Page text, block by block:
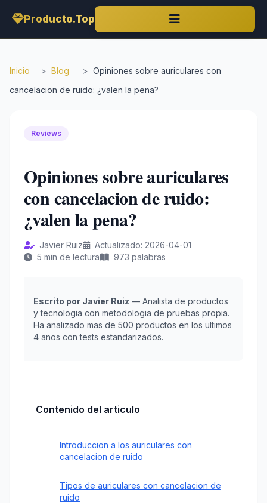
Producto.Top
Inicio > Blog > Opiniones sobre auriculares con
cancelacion de ruido: ¿valen la pena?
Reviews
Opiniones sobre auriculares
con cancelacion de ruido:
¿valen la pena?
Javier Ruiz
Actualizado: 2026-04-01
5 min de lectura
973 palabras
Escrito por Javier Ruiz — Analista de productos
y tecnologia con metodologia de pruebas propia.
Ha analizado mas de 500 productos en los ultimos
4 anos con tests estandarizados.
Contenido del articulo
Introduccion a los auriculares con
cancelacion de ruido
Tipos de auriculares con cancelacion de
ruido